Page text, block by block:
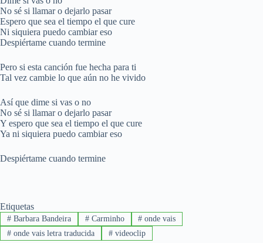
No sé si llamar o dejarlo pasar
Espero que sea el tiempo el que cure
Ni siquiera puedo cambiar eso
Despiértame cuando termine
Pero si esta canción fue hecha para ti
Tal vez cambie lo que aún no he vivido
Así que dime si vas o no
No sé si llamar o dejarlo pasar
Y espero que sea el tiempo el que cure
Ya ni siquiera puedo cambiar eso
Despiértame cuando termine
Etiquetas
#Barbara Bandeira #Carminho # onde vais
#onde vais letra traducida #videoclip